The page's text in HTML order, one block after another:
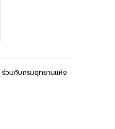
ร่วมกับกรมอุทยานแห่ง